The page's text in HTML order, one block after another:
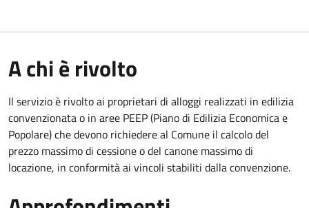
A chi è rivolto
Il servizio è rivolto ai proprietari di alloggi realizzati in edilizia
convenzionata o in aree PEEP (Piano di Edilizia Economica e
Popolare) che devono richiedere al Comune il calcolo del
prezzo massimo di cessione o del canone massimo di
locazione, in conformità ai vincoli stabiliti dalla convenzione.